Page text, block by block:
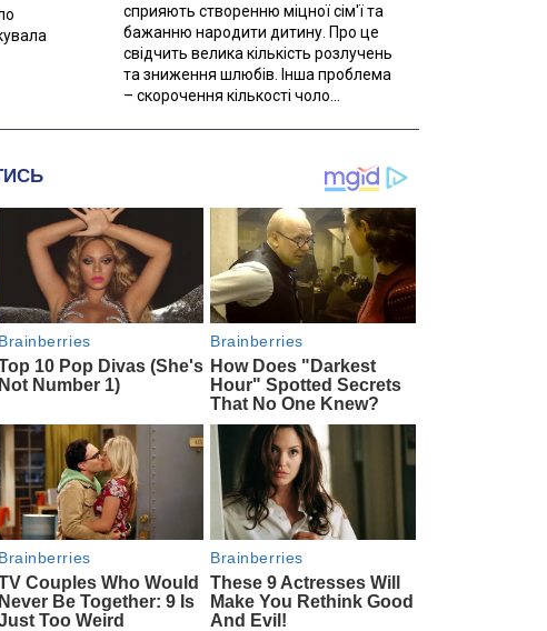
сприяють створенню міцної сім'ї та
бажанню народити дитину. Про це
свідчить велика кількість розлучень
та зниження шлюбів. Інша проблема
– скорочення кількості чоло...